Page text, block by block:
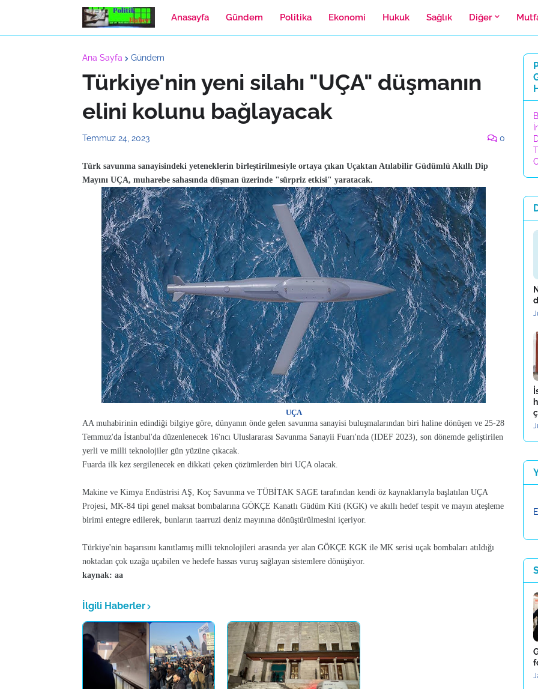
Anasayfa Gündem Politika Ekonomi Hukuk Sağlık Diğer
Ana Sayfa Gündem
Türkiye'nin yeni silahı "UÇA" düşmanın
elini kolunu bağlayacak
Temmuz 24, 2023 0
Türk savunma sanayisindeki yeteneklerin birleştirilmesiyle ortaya çıkan Uçaktan Atılabilir Güdümlü Akıllı Dip
Mayını UÇA, muharebe sahasında düşman üzerinde "sürpriz etkisi" yaratacak.
UÇA
AA muhabirinin edindiği bilgiye göre, dünyanın önde gelen savunma sanayisi buluşmalarından biri haline dönüşen ve 25-28
Temmuz'da İstanbul'da düzenlenecek 16'ncı Uluslararası Savunma Sanayii Fuarı'nda (IDEF 2023), son dönemde geliştirilen
yerli ve milli teknolojiler gün yüzüne çıkacak.
Fuarda ilk kez sergilenecek en dikkati çeken çözümlerden biri UÇA olacak.
Makine ve Kimya Endüstrisi AŞ, Koç Savunma ve TÜBİTAK SAGE tarafından kendi öz kaynaklarıyla başlatılan UÇA
Projesi, MK-84 tipi genel maksat bombalarına GÖKÇE Kanatlı Güdüm Kiti (KGK) ve akıllı hedef tespit ve mayın ateşleme
birimi entegre edilerek, bunların taarruzi deniz mayınına dönüştürülmesini içeriyor.
Türkiye'nin başarısını kanıtlamış milli teknolojileri arasında yer alan GÖKÇE KGK ile MK serisi uçak bombaları atıldığı
noktadan çok uzağa uçabilen ve hedefe hassas vuruş sağlayan sistemlere dönüşüyor.
kaynak: aa
İlgili Haberler